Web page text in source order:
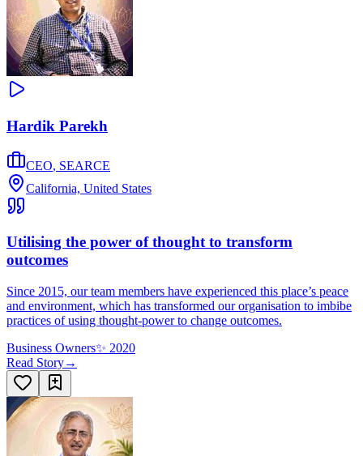
Hardik Parekh
CEO, SEARCE
California, United States
Utilising the power of thought to transform
outcomes
Since 2015, our team members have experienced this place’s peace
and environment, which has transformed our organisation to imbibe
practices of using thought-power to change outcomes.
Business Owners✨ 2020
Read Story→